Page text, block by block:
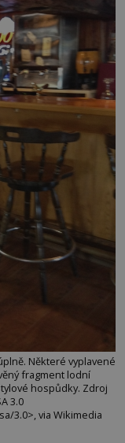
Některé vyplavené
fragment lodní
hospůdky. Zdroj
3.0
3.0>, via Wikimedia